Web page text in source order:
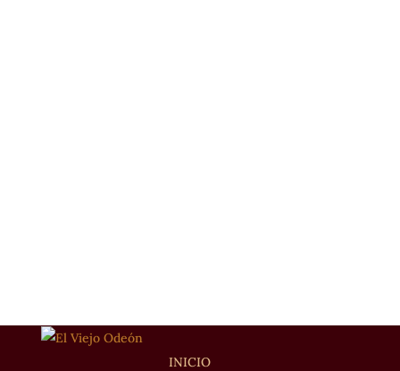
INICIO